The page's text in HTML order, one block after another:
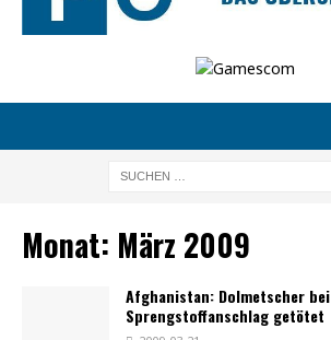
Monat: März 2009
Afghanistan: Dolmetscher bei
Sprengstoffanschlag getötet